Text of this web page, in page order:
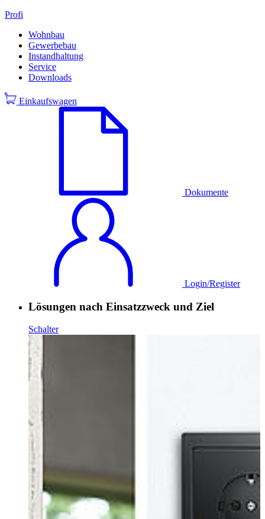
Profi
Wohnbau
Gewerbebau
Instandhaltung
Service
Downloads
Einkaufswagen
Dokumente
Login/Register
Lösungen nach Einsatzzweck und Ziel
Schalter